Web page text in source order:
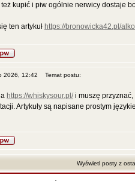
kupić i piw ogólnie nerwicy dostaje
ten artykuł https://bronowicka42.pl/
2026, 12:42 Temat postu:
https://whiskysour.pl/i muszę przyznać,
Artykuły są napisane prostym
Wyświetl posty z